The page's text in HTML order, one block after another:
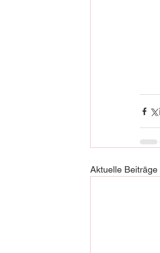
Aktuelle Beiträge